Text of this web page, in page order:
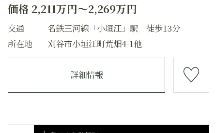
価格 2,211万円～2,269万円
交通
名鉄三河線「小垣江」駅 徒歩13分
所在地
刈谷市小垣江町荒畑4-1他
詳細情報